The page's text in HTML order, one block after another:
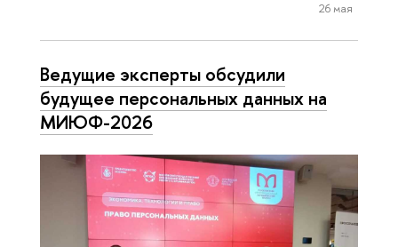
26 мая
Ведущие эксперты обсудили
будущее персональных данных на
МИЮФ-2026